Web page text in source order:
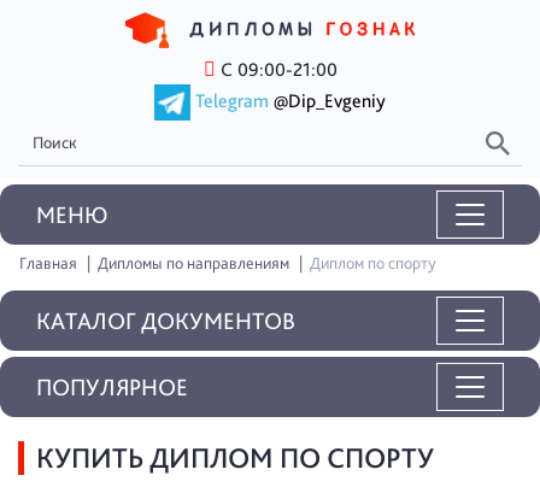
С 09:00-21:00
Telegram @Dip_Evgeniy
MEНЮ
Главная Дипломы по направлениям Диплом по спорту
КАТАЛОГ ДОКУМЕНТОВ
КУПИТЬ ДИПЛОМ ПО СПОРТУ
ПОПУЛЯРНОЕ